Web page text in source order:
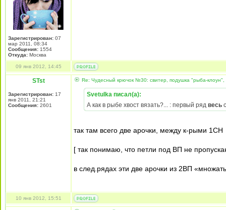
Зарегистрирован: 07
мар 2011, 08:34
Сообщения: 1554
Откуда: Москва
09 янв 2012, 14:45
STst
Зарегистрирован: 17
янв 2011, 21:21
Сообщения: 2601
Re: Чудесный крючок №30: свитер, подушка "рыба-клоун",
Svetulka писал(а):
А как в рыбе хвост вязать?... : первый ряд весь
так там всего две арочки, между к-рыми 1СН
[ так понимаю, что петли под ВП не
в след.рядах эти две арочки из 2ВП
10 янв 2012, 15:51